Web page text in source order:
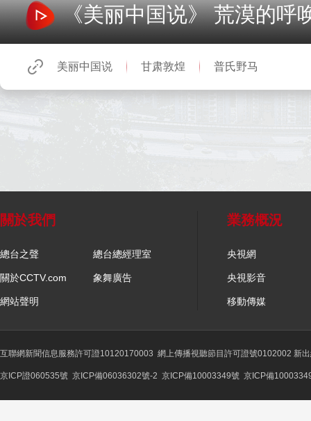
《美丽中国说》 荒漠的呼
美丽中国说 甘肃敦煌 普氏野马
關於我們
總台之聲 總台總經理室
關於CCTV.com 象舞廣告
網站聲明
業務概況
央視網
央視影音
移動傳媒
互聯網新聞信息服務許可證10120170003 網上傳播視聽節目許可證號0102002 新
京ICP證060535號 京ICP備06036302號-2 京ICP備10003349號 京ICP備